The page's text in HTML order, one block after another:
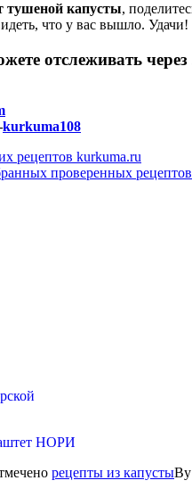
тушеной капусты,
что у вас вышло. Удачи!
отслеживать
kurkuma108
проверенных рецептов
НОРИ
рецепты из капустыBy